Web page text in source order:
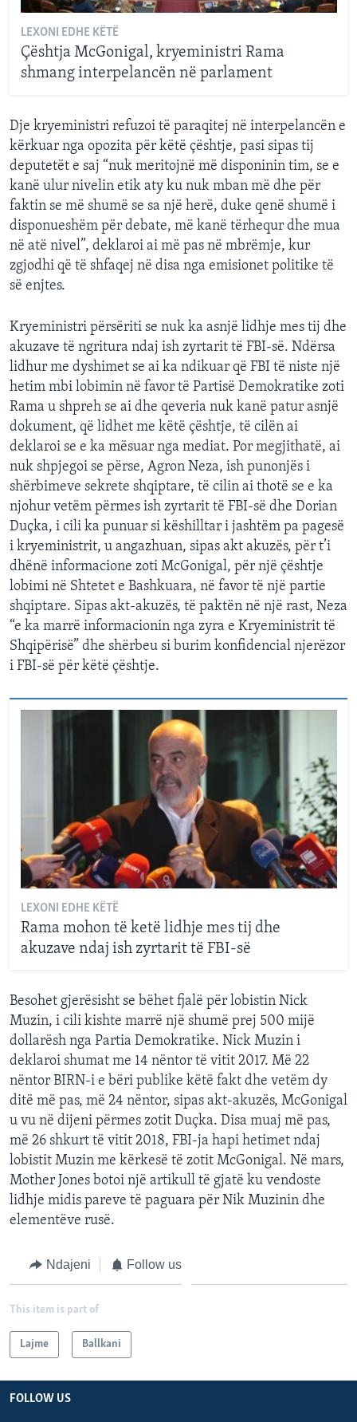
LEXONI EDHE KËTË
Çështja McGonigal, kryeministri Rama
shmang interpelancën në parlament
Dje kryeministri refuzoi të paraqitej në interpelancën e
kërkuar nga opozita për këtë çështje, pasi sipas tij
deputetët e saj “nuk meritojnë më disponinin tim, se e
kanë ulur nivelin etik aty ku nuk mban më dhe për
faktin se më shumë se sa një herë, duke qenë shumë i
disponueshëm për debate, më kanë tërhequr dhe mua
në atë nivel”, deklaroi ai më pas në mbrëmje, kur
zgjodhi që të shfaqej në disa nga emisionet politike të
së enjtes.
Kryeministri përsëriti se nuk ka asnjë lidhje mes tij dhe
akuzave të ngritura ndaj ish zyrtarit të FBI-së. Ndërsa
lidhur me dyshimet se ai ka ndikuar që FBI të niste një
hetim mbi lobimin në favor të Partisë Demokratike zoti
Rama u shpreh se ai dhe qeveria nuk kanë patur asnjë
dokument, që lidhet me këtë çështje, të cilën ai
deklaroi se e ka mësuar nga mediat. Por megjithatë, ai
nuk shpjegoi se përse, Agron Neza, ish punonjës i
shërbimeve sekrete shqiptare, të cilin ai thotë se e ka
njohur vetëm përmes ish zyrtarit të FBI-së dhe Dorian
Duçka, i cili ka punuar si këshilltar i jashtëm pa pagesë
i kryeministrit, u angazhuan, sipas akt akuzës, për t’i
dhënë informacione zoti McGonigal, për një çështje
lobimi në Shtetet e Bashkuara, në favor të një partie
shqiptare. Sipas akt-akuzës, të paktën në një rast, Neza
“e ka marrë informacionin nga zyra e Kryeministrit të
Shqipërisë” dhe shërbeu si burim konfidencial njerëzor
i FBI-së për këtë çështje.
LEXONI EDHE KËTË
Rama mohon të ketë lidhje mes tij dhe
akuzave ndaj ish zyrtarit të FBI-së
Besohet gjerësisht se bëhet fjalë për lobistin Nick
Muzin, i cili kishte marrë një shumë prej 500 mijë
dollarësh nga Partia Demokratike. Nick Muzin i
deklaroi shumat me 14 nëntor të vitit 2017. Më 22
nëntor BIRN-i e bëri publike këtë fakt dhe vetëm dy
ditë më pas, më 24 nëntor, sipas akt-akuzës, McGonigal
u vu në dijeni përmes zotit Duçka. Disa muaj më pas,
më 26 shkurt të vitit 2018, FBI-ja hapi hetimet ndaj
lobistit Muzin me kërkesë të zotit McGonigal. Në mars,
Mother Jones botoi një artikull të gjatë ku vendoste
lidhje midis pareve të paguara për Nik Muzinin dhe
elementëve rusë.
Ndajeni Follow us
This item is part of
Lajme Ballkani
FOLLOW US